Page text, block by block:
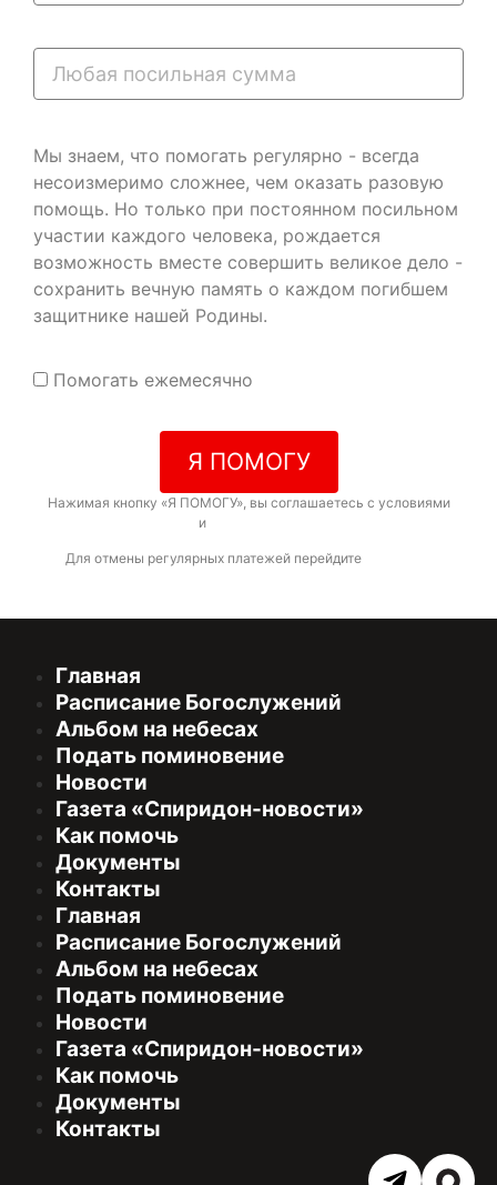
Мы знаем, что помогать регулярно - всегда
несоизмеримо сложнее, чем оказать разовую
помощь. Но только при постоянном посильном
участии каждого человека, рождается
возможность вместе совершить великое дело -
сохранить вечную память о каждом погибшем
защитнике нашей Родины.
Помогать ежемесячно
Я ПОМОГУ
Нажимая кнопку «Я ПОМОГУ», вы соглашаетесь с условиями
и
Для отмены регулярных платежей перейдите
Главная
Расписание Богослужений
Альбом на небесах
Подать поминовение
Новости
Газета «Спиридон-новости»
Как помочь
Документы
Контакты
Главная
Расписание Богослужений
Альбом на небесах
Подать поминовение
Новости
Газета «Спиридон-новости»
Как помочь
Документы
Контакты